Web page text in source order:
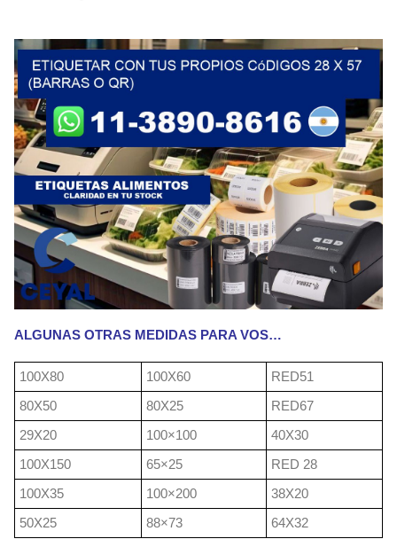
ALGUNAS OTRAS MEDIDAS PARA VOS…
100X80 100X60
RED51
80X50
80X25
RED67
29X20
100×100
40X30
100X150
65×25
RED 28
100X35
100×200
38X20
50X25
88×73 64X32